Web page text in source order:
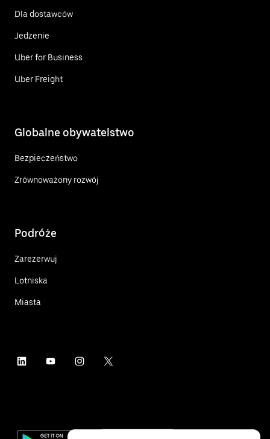
Dla dostawców
Jedzenie
Uber for Business
Uber Freight
Globalne obywatelstwo
Bezpieczeństwo
Zrównoważony rozwój
Podróże
Zarezerwuj
Lotniska
Miasta